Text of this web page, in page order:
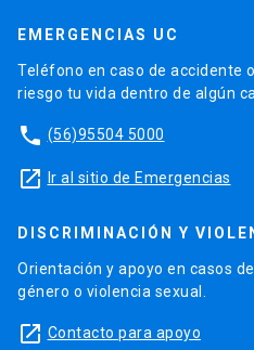
EMERGENCIAS UC
Teléfono en caso de accidente
riesgo tu vida dentro de algún
phone (56)95504 5000
launch Ir al sitio de Emergencias
DISCRIMINACIÓN Y
Orientación y apoyo en casos
género o violencia sexual.
launch Contacto para apoyo